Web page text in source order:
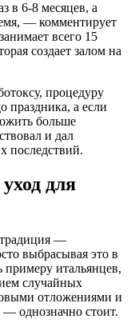
в 6-8 месяцев, а
— комментирует
всего 15
создает залом на
процедуру
праздника, а если
больше
и дал
последствий.
для
—
выбрасывая это в
итальянцев,
случайных
отложениями и
однозначно стоит.